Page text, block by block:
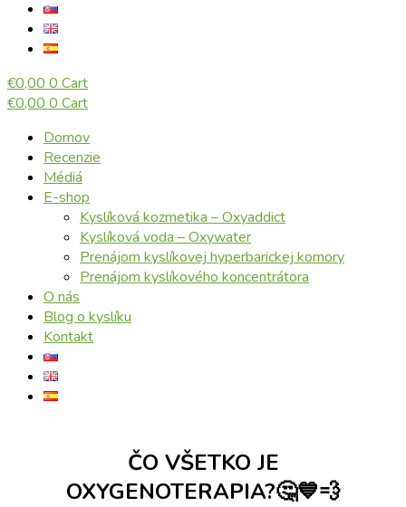
€0,00 0 Cart
€0,00 0 Cart
Domov
Recenzie
Médiá
E-shop
Kyslíková kozmetika – Oxyaddict
Kyslíková voda – Oxywater
Prenájom kyslíkovej hyperbarickej komory
Prenájom kyslíkového koncentrátora
O nás
Blog o kyslíku
Kontakt
ČO VŠETKO JE
OXYGENOTERAPIA?🤔💙💨